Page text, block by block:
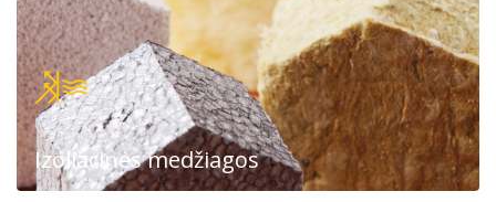
Izoliacinės medžiagos